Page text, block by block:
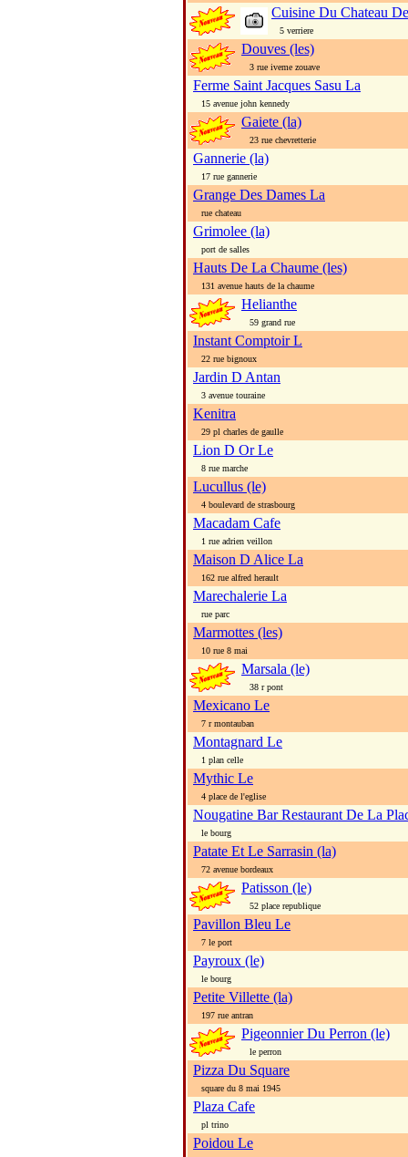
Cuisine Du Chateau
5 verriere
Douves (les)
3 rue iveme zouave
Ferme Saint Jacques Sasu La
15 avenue john kennedy
Gaiete (la)
23 rue chevretterie
Gannerie (la)
17 rue gannerie
Grange Des Dames La
rue chateau
Grimolee (la)
port de salles
Hauts De La Chaume (les)
131 avenue hauts de la chaume
Helianthe
59 grand rue
Instant Comptoir L
22 rue bignoux
Jardin D Antan
3 avenue touraine
Kenitra
29 pl charles de gaulle
Lion D Or Le
8 rue marche
Lucullus (le)
4 boulevard de strasbourg
Macadam Cafe
1 rue adrien veillon
Maison D Alice La
162 rue alfred herault
Marechalerie La
rue parc
Marmottes (les)
10 rue 8 mai
Marsala (le)
38 r pont
Mexicano Le
7 r montauban
Montagnard Le
1 plan celle
Mythic Le
4 place de l'eglise
Nougatine Bar Restaurant De La
le bourg
Patate Et Le Sarrasin (la)
72 avenue bordeaux
Patisson (le)
52 place republique
Pavillon Bleu Le
7 le port
Payroux (le)
le bourg
Petite Villette (la)
197 rue antran
Pigeonnier Du Perron (le)
le perron
Pizza Du Square
square du 8 mai 1945
Plaza Cafe
pl trino
Poidou Le